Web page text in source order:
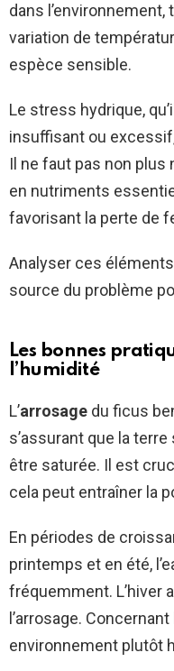
dans l’environnement,
variation de
espèce sensible.
Le stress hydrique,
insuffisant ou
Il ne faut pas non plus
en nutriments
favorisant la perte de
Analyser ces
source du problème
Les bonnes
l’humidité
L’arrosage du ficus
s’assurant que la
être saturée. Il est
cela peut entraîner la
En périodes de
printemps et en été,
fréquemment. L’hiver
l’arrosage. Concernant
environnement plutôt